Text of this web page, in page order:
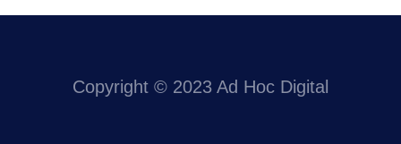
Copyright © 2023 Ad Hoc Digital